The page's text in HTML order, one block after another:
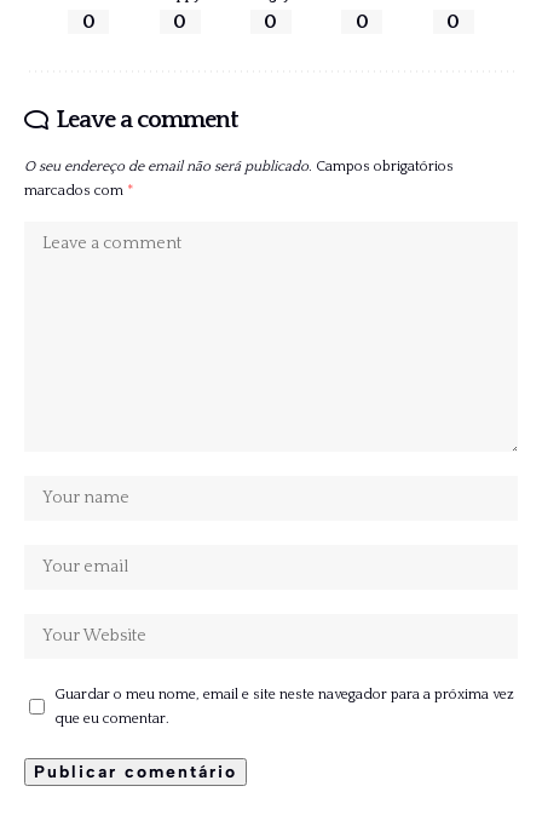
0 0 0 0 0
Leave a comment
O seu endereço de email não será publicado. Campos obrigatórios
marcados com *
Guardar o meu nome, email e site neste navegador para a próxima vez
que eu comentar.